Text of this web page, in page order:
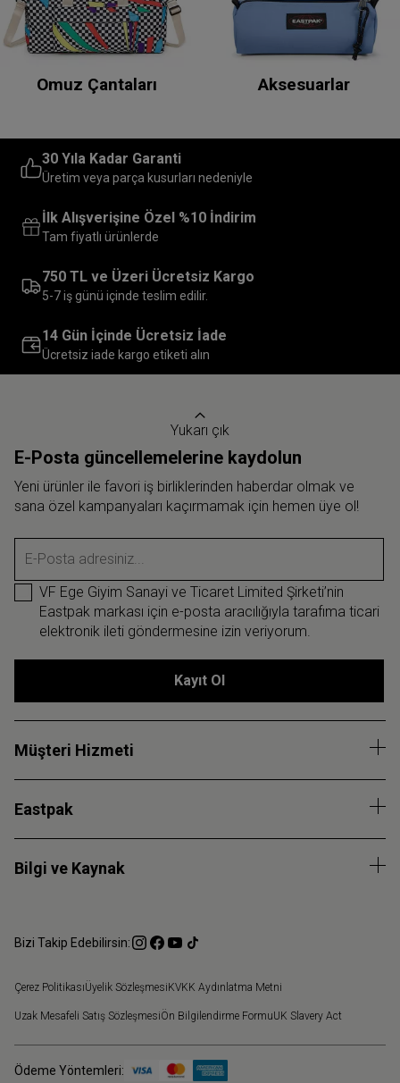
Omuz Çantaları Aksesuarlar
30 Yıla Kadar Garanti
Üretim veya parça kusurları nedeniyle
İlk Alışverişine Özel %10 İndirim
Tam fiyatlı ürünlerde
750 TL ve Üzeri Ücretsiz Kargo
5-7 iş günü içinde teslim edilir.
14 Gün İçinde Ücretsiz İade
Ücretsiz iade kargo etiketi alın
Yukarı çık
E-Posta güncellemelerine kaydolun
Yeni ürünler ile favori iş birliklerinden haberdar olmak ve
sana özel kampanyaları kaçırmamak için hemen üye ol!
E-Posta adresiniz...
VF Ege Giyim Sanayi ve Ticaret Limited Şirketi’nin
Eastpak markası için e-posta aracılığıyla tarafıma ticari
elektronik ileti göndermesine izin veriyorum.
Kayıt Ol
Müşteri Hizmeti
Eastpak
Bilgi ve Kaynak
Bizi Takip Edebilirsin:
Çerez PolitikasıÜyelik SözleşmesiKVKK Aydınlatma Metni
Uzak Mesafeli Satış SözleşmesiÖn Bilgilendirme FormuUK Slavery Act
Ödeme Yöntemleri: